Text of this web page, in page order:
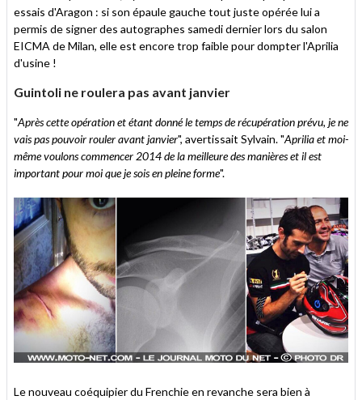
essais d'Aragon : si son épaule gauche tout juste opérée lui a
permis de signer des autographes samedi dernier lors du salon
EICMA de Milan, elle est encore trop faible pour dompter l'Aprilia
d'usine !
Guintoli ne roulera pas avant janvier
"Après cette opération et étant donné le temps de récupération prévu, je ne
vais pas pouvoir rouler avant janvier", avertissait Sylvain. "Aprilia et moi-
même voulons commencer 2014 de la meilleure des manières et il est
important pour moi que je sois en pleine forme".
Le nouveau coéquipier du Frenchie en revanche sera bien à